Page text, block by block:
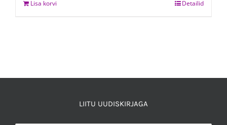
Lisa korvi Detailid
LIITU UUDISKIRJAGA